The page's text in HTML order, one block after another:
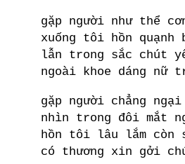
gặp người như thể
xuống tôi hồn
lẫn trong sắc chút
ngoài khoe dáng nữ
gặp người chẳng
nhìn trong đôi mắt
hồn tôi lâu lắm còn
có thương xin gởi